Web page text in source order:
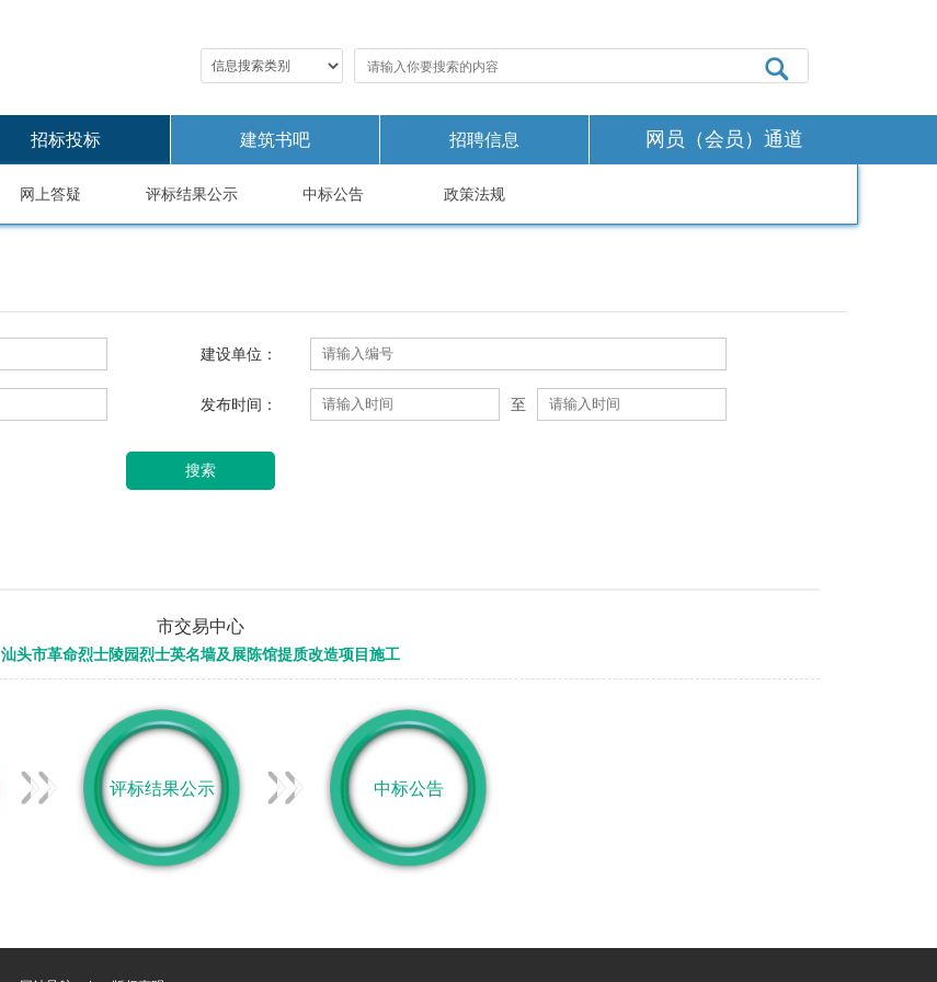
招标投标 建筑书吧 招聘信息 网员（会员）通道
网上答疑 评标结果公示 中标公告 政策法规
建设单位：
发布时间： 至
搜索
市交易中心
汕头市革命烈士陵园烈士英名墙及展陈馆提质改造项目施工
评标结果公示 中标公告